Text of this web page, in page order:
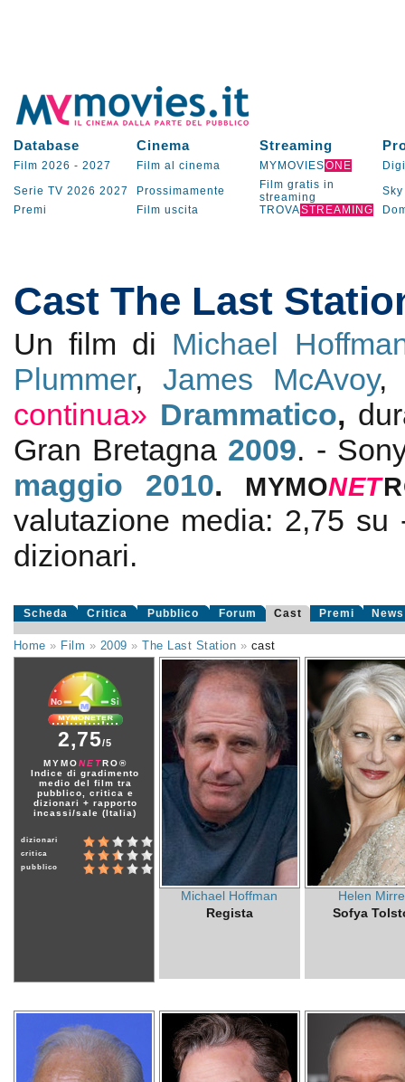
Database Cinema Streaming
Film 2026 - 2027 Film al cinema MYMOVIESONE
Serie TV 2026 2027 Prossimamente
Film gratis in
streaming
Sky
Premi
Film uscita TROVASTREAMING
Cast The Last
Un film di Michael
Plummer, James McAvoy
continua» Drammatico,
Gran Bretagna 2009. -
maggio 2010. MYMONET
valutazione media: 2,75 su
dizionari.
Scheda Critica Pubblico Forum Cast Premi News
Home » Film » 2009 »The Last Station » cast
2,75/5
MYMONETRO®
Indice di gradimento
medio del film tra
pubblico, critica e
dizionari + rapporto
incassi/sale (Italia)
dizionari
critica
pubblico
Michael Hoffman
Regista
Helen
Sofya